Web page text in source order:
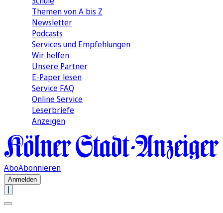
Themen von A bis Z
Newsletter
Podcasts
Services und Empfehlungen
Wir helfen
Unsere Partner
E-Paper lesen
Service FAQ
Online Service
Leserbriefe
Anzeigen
AboAbonnieren
Anmelden